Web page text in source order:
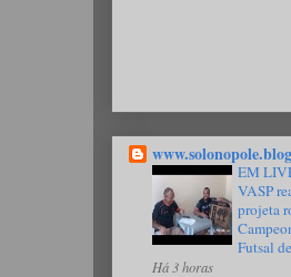
EM
VASP
projeta
Futsal
Há 3 horas